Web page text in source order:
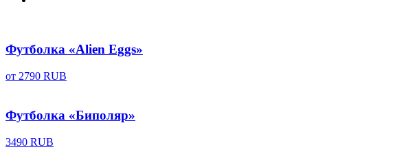
Футболка «Alien Eggs»
от 2790 RUB
Футболка «Биполяр»
3490 RUB